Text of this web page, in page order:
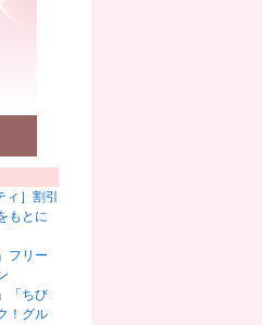
］割引
もとに
フリー
「ちび
！グル